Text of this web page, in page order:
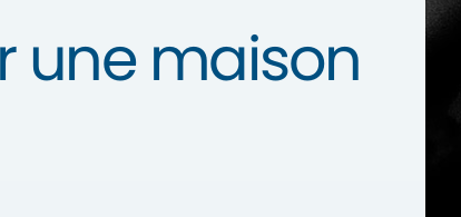
une maison